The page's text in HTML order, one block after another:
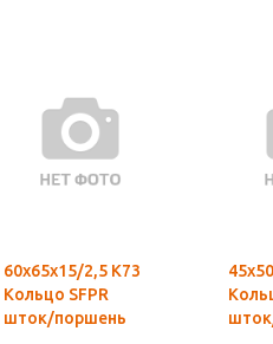
60х65х15/2,5 К73
Кольцо SFPR
шток/поршень